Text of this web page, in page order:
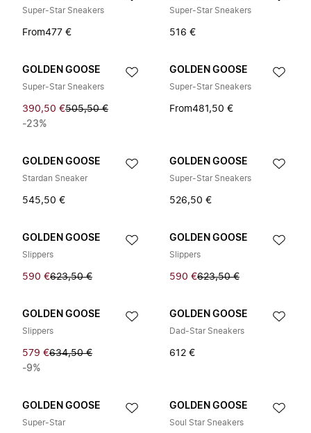
Super-Star Sneakers
From477 €
Super-Star Sneakers
516 €
GOLDEN GOOSE
Super-Star Sneakers
390,50 €505,50 €
-23%
GOLDEN GOOSE
Super-Star Sneakers
From481,50 €
GOLDEN GOOSE
Stardan Sneaker
545,50 €
GOLDEN GOOSE
Super-Star Sneakers
526,50 €
GOLDEN GOOSE
Slippers
590 €623,50 €
GOLDEN GOOSE
Slippers
590 €623,50 €
GOLDEN GOOSE
Slippers
579 €634,50 €
-9%
GOLDEN GOOSE
Dad-Star Sneakers
612 €
GOLDEN GOOSE
Super-Star
GOLDEN GOOSE
Soul Star Sneakers